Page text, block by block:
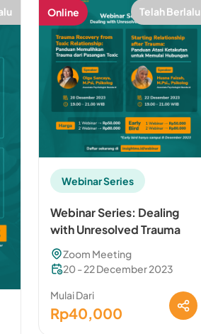
Online Telah Berlalu
Webinar Series
Webinar Series: Dealing
with Unresolved Trauma
Zoom Meeting
20 - 22 December 2023
Mulai Dari
Rp40,000